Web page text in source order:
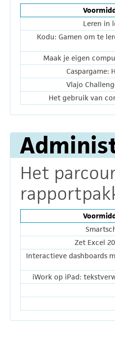
Leren in
Kodu: Gamen om te
Maak je eigen
Caspargame:
Vlajo
Het gebruik van
Het
Zet Excel
Interactieve dashboards
iWork op iPad: